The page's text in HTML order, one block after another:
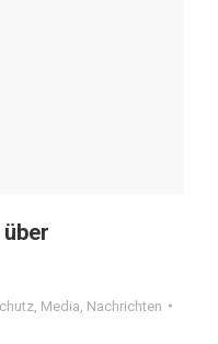
Media Nachrichten